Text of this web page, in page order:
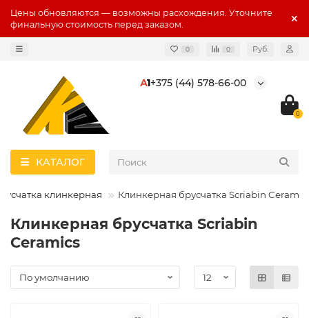
Цены обновляются — возможны расхождения. Уточните
финальную стоимость перед заказом.
0 0 Руб.
А1+375 (44) 578-66-00
0
КАТАЛОГ
клинкерная Клинкерная брусчатка Scriabin
Клинкерная брусчатка Scriabin
Ceramics